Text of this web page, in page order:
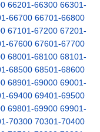
66201-66300 66301-
66700 66701-66800
67101-67200 67201-
67600 67601-67700
68001-68100 68101-
68500 68501-68600
68901-69000 69001-
69400 69401-69500
69801-69900 69901-
70300 70301-70400